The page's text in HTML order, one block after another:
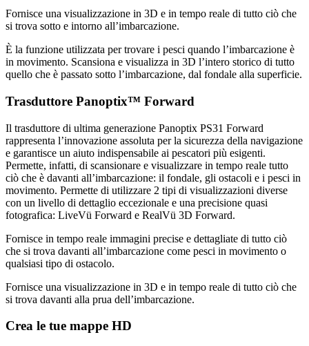
Fornisce una visualizzazione in 3D e in tempo reale di tutto ciò che
si trova sotto e intorno all’imbarcazione.
È la funzione utilizzata per trovare i pesci quando l’imbarcazione è
in movimento. Scansiona e visualizza in 3D l’intero storico di tutto
quello che è passato sotto l’imbarcazione, dal fondale alla superficie.
Trasduttore Panoptix™ Forward
Il trasduttore di ultima generazione Panoptix PS31 Forward
rappresenta l’innovazione assoluta per la sicurezza della navigazione
e garantisce un aiuto indispensabile ai pescatori più esigenti.
Permette, infatti, di scansionare e visualizzare in tempo reale tutto
ciò che è davanti all’imbarcazione: il fondale, gli ostacoli e i pesci in
movimento. Permette di utilizzare 2 tipi di visualizzazioni diverse
con un livello di dettaglio eccezionale e una precisione quasi
fotografica: LiveVü Forward e RealVü 3D Forward.
Fornisce in tempo reale immagini precise e dettagliate di tutto ciò
che si trova davanti all’imbarcazione come pesci in movimento o
qualsiasi tipo di ostacolo.
Fornisce una visualizzazione in 3D e in tempo reale di tutto ciò che
si trova davanti alla prua dell’imbarcazione.
Crea le tue mappe HD